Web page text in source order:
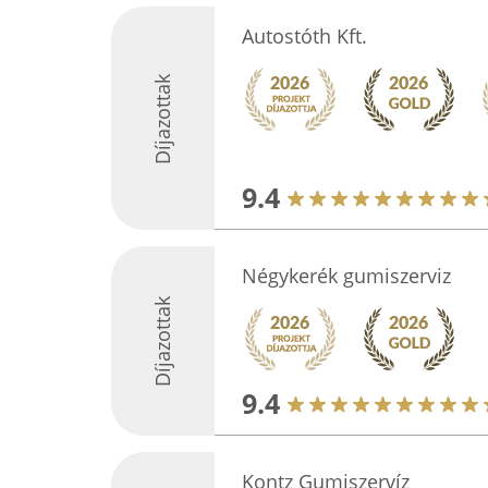
Díjazottak
Autostóth Kft.
9.4
Díjazottak
Négykerék gumiszerviz
9.4
Kontz Gumiszervíz